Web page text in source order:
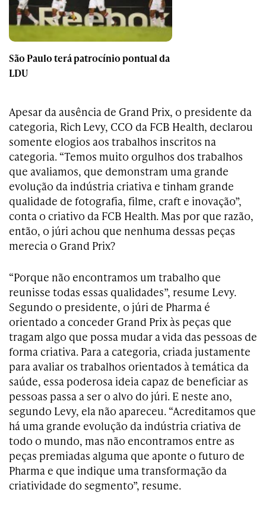
São Paulo terá patrocínio pontual da
LDU
Apesar da ausência de Grand Prix, o presidente da
categoria, Rich Levy, CCO da FCB Health, declarou
somente elogios aos trabalhos inscritos na
categoria. “Temos muito orgulhos dos trabalhos
que avaliamos, que demonstram uma grande
evolução da indústria criativa e tinham grande
qualidade de fotografia, filme, craft e inovação”,
conta o criativo da FCB Health. Mas por que razão,
então, o júri achou que nenhuma dessas peças
merecia o Grand Prix?
“Porque não encontramos um trabalho que
reunisse todas essas qualidades”, resume Levy.
Segundo o presidente, o júri de Pharma é
orientado a conceder Grand Prix às peças que
tragam algo que possa mudar a vida das pessoas de
forma criativa. Para a categoria, criada justamente
para avaliar os trabalhos orientados à temática da
saúde, essa poderosa ideia capaz de beneficiar as
pessoas passa a ser o alvo do júri. E neste ano,
segundo Levy, ela não apareceu. “Acreditamos que
há uma grande evolução da indústria criativa de
todo o mundo, mas não encontramos entre as
peças premiadas alguma que aponte o futuro de
Pharma e que indique uma transformação da
criatividade do segmento”, resume.